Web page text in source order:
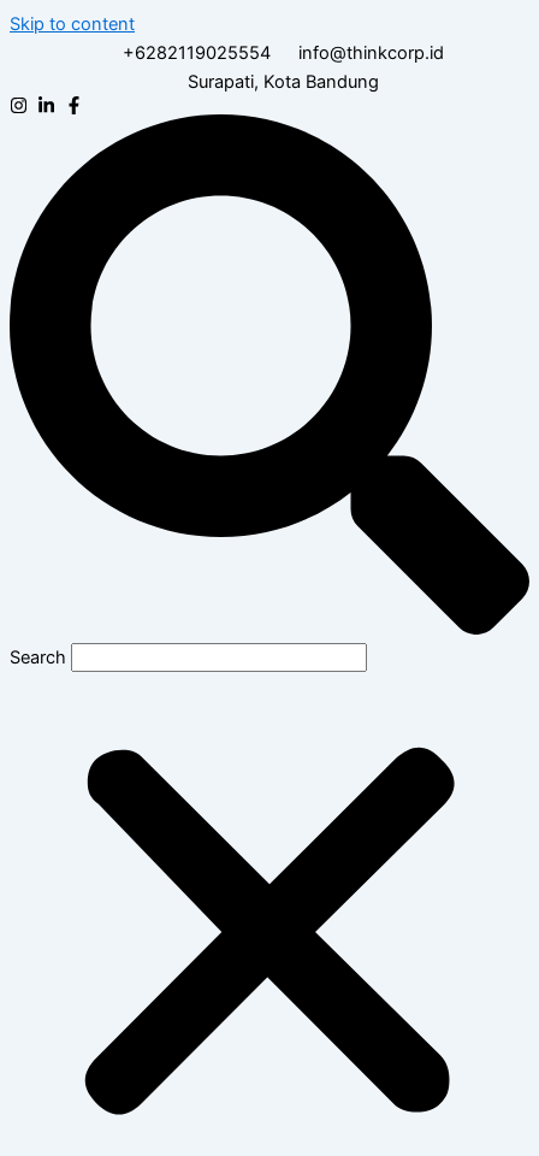
Skip to content
+6282119025554
info@thinkcorp.id
Surapati, Kota Bandung
Search